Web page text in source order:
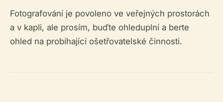
Fotografování je povoleno ve veřejných prostorách
a v kapli, ale prosím, buďte ohleduplní a berte
ohled na probíhající ošetřovatelské činnosti.